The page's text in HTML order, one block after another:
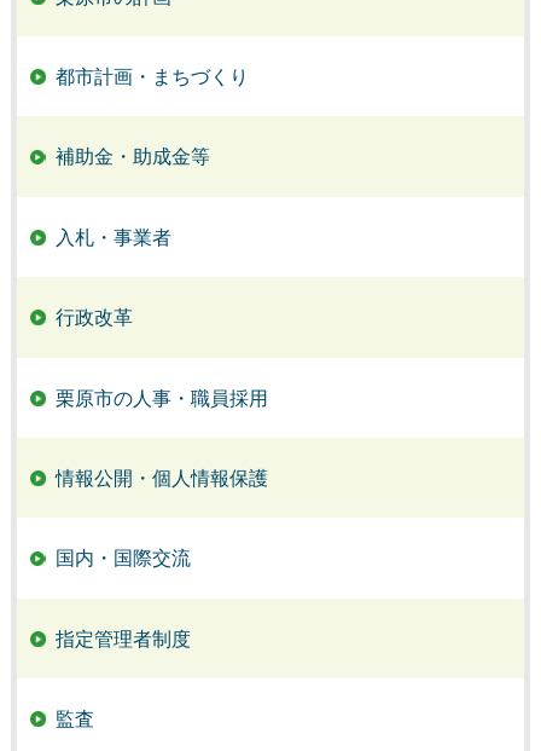
都市計画・まちづくり
補助金・助成金等
入札・事業者
行政改革
栗原市の人事・職員採用
情報公開・個人情報保護
国内・国際交流
指定管理者制度
監査